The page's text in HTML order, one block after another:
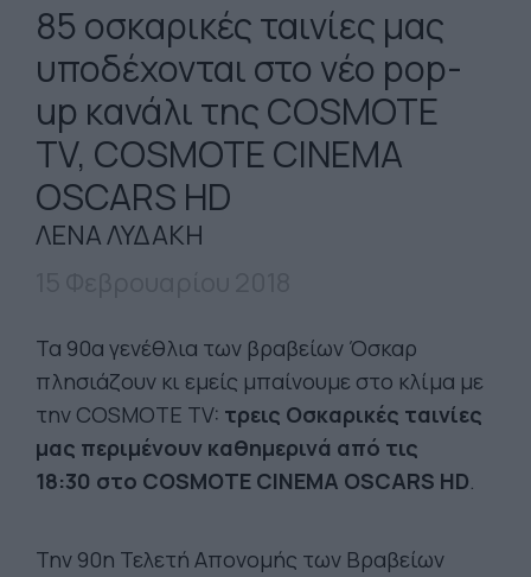
85 οσκαρικές ταινίες μας
υποδέχονται στο νέο pop-
up κανάλι της COSMOTE
TV, COSMOTE CINEMA
OSCARS HD
ΛΕΝΑ ΛΥΔΑΚΗ
Τα 90α γενέθλια των βραβείων Όσκαρ
πλησιάζουν κι εμείς μπαίνουμε στο κλίμα με
την COSMOTE TV: τρεις Οσκαρικές ταινίες
μας περιμένουν καθημερινά από τις
18:30 στο COSMOTE CINEMA OSCARS HD.
Την 90η Τελετή Απονομής των Βραβείων